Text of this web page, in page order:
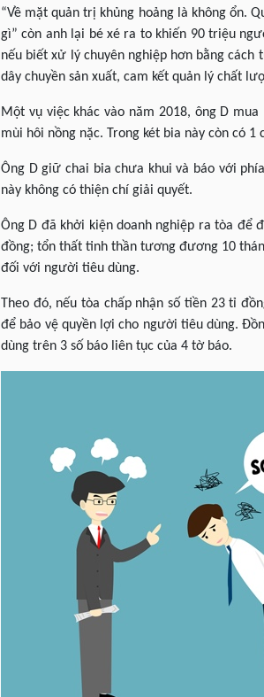
“Về mặt quản trị khủng hoảng là không ổn.
gì” còn anh lại bé xé ra to khiến 90 triệu
nếu biết xử lý chuyên nghiệp hơn bằng
dây chuyền sản xuất, cam kết quản lý chất
Một vụ việc khác vào năm 2018, ông D
mùi hôi nồng nặc. Trong két bia này còn có
Ông D giữ chai bia chưa khui và báo với
này không có thiện chí giải quyết.
Ông D đã khởi kiện doanh nghiệp ra tòa để
đồng; tổn thất tinh thần tương đương 10
đối với người tiêu dùng.
Theo đó, nếu tòa chấp nhận số tiền 23 tỉ
để bảo vệ quyền lợi cho người tiêu dùng.
dùng trên 3 số báo liên tục của 4 tờ báo.